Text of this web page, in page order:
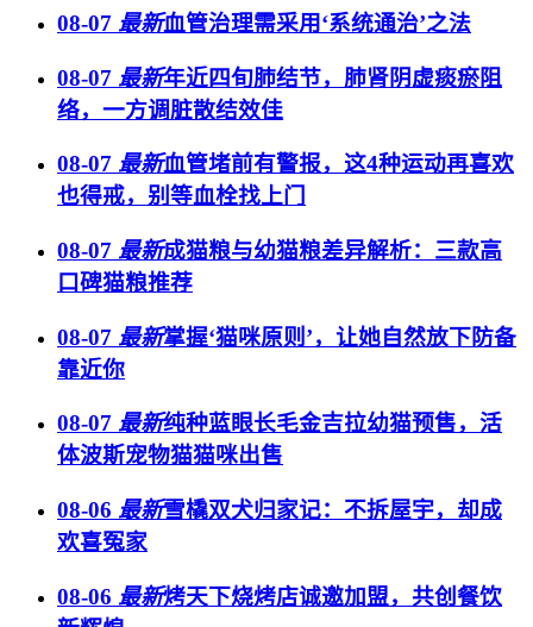
08-07 最新血管治理需采用‘系统通治’之法
08-07 最新年近四旬肺结节，肺肾阴虚痰瘀阻
络，一方调脏散结效佳
08-07 最新血管堵前有警报，这4种运动再喜欢
也得戒，别等血栓找上门
08-07 最新成猫粮与幼猫粮差异解析：三款高
口碑猫粮推荐
08-07 最新掌握‘猫咪原则’，让她自然放下防备
靠近你
08-07 最新纯种蓝眼长毛金吉拉幼猫预售，活
体波斯宠物猫猫咪出售
08-06 最新雪橇双犬归家记：不拆屋宇，却成
欢喜冤家
08-06 最新烤天下烧烤店诚邀加盟，共创餐饮